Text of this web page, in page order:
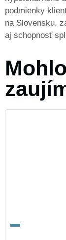
podmienky
na Slovensku,
aj schopnosť